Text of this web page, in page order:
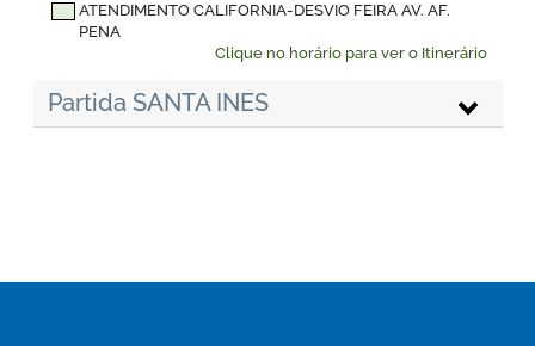
ATENDIMENTO CALIFORNIA-DESVIO FEIRA AV. AF.
PENA
Clique no horário para ver o Itinerário
Partida SANTA INES